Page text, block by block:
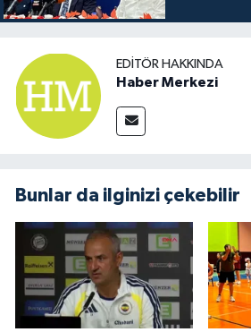
EDITÖR HAKKINDA
Haber Merkezi
Bunlar da ilginizi çekebilir